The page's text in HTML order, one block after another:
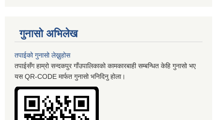
गुनासो अभिलेख
तपाईको गुनासो लेख्नुहोस
तपाईसँग हाम्रो सन्दकपुर गाँउपालिकाको कामकारबाही सम्बन्धित केहि गुनासो भए
यस QR-CODE मार्फत गुनासो भनिदिनु होला।